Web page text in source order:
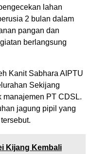
lahan
2 bulan dalam
pangan dan
berlangsung
Kanit Sabhara AIPTU
Sekijang
manajemen PT CDSL.
jagung pipil yang
Kijang Kembali